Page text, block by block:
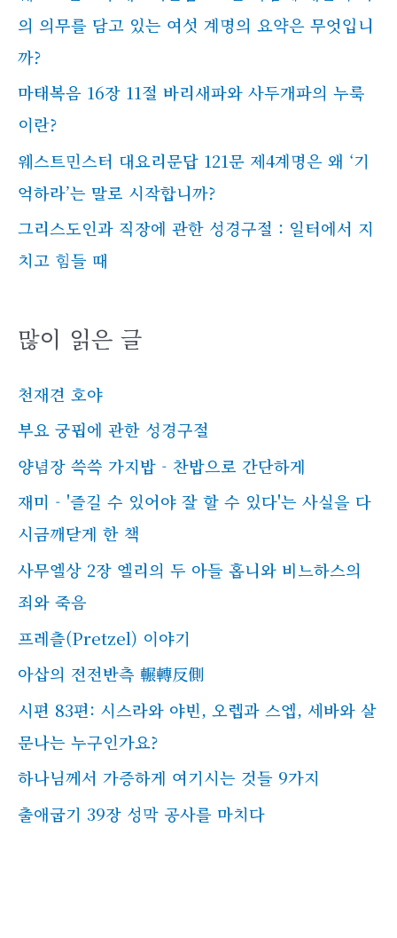
의 의무를 담고 있는 여섯 계명의 요약은 무엇입니
까?
마태복음 16장 11절 바리새파와 사두개파의 누룩
이란?
웨스트민스터 대요리문답 121문 제4계명은 왜 ‘기
억하라’는 말로 시작합니까?
그리스도인과 직장에 관한 성경구절 : 일터에서 지
치고 힘들 때
많이 읽은 글
천재견 호야
부요 궁핍에 관한 성경구절
양념장 쓱쓱 가지밥 - 찬밥으로 간단하게
재미 - '즐길 수 있어야 잘 할 수 있다'는 사실을 다
시금깨닫게 한 책
사무엘상 2장 엘리의 두 아들 홉니와 비느하스의
죄와 죽음
프레츨(Pretzel) 이야기
아삽의 전전반측 輾轉反側
시편 83편: 시스라와 야빈, 오렙과 스엡, 세바와 살
문나는 누구인가요?
하나님께서 가증하게 여기시는 것들 9가지
출애굽기 39장 성막 공사를 마치다